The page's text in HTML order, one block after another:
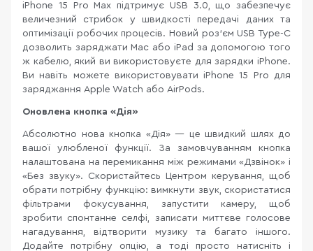
iPhone 15 Pro Max підтримує USB 3.0, що забезпечує
величезний стрибок у швидкості передачі даних та
оптимізації робочих процесів. Новий роз’єм USB Type-C
дозволить заряджати Mac або iPad за допомогою того
ж кабелю, який ви використовуєте для зарядки iPhone.
Ви навіть можете використовувати iPhone 15 Pro для
заряджання Apple Watch або AirPods.
Оновлена кнопка «Дія»
Абсолютно нова кнопка «Дія» — це швидкий шлях до
вашої улюбленої функції. За замовчуванням кнопка
налаштована на перемикання між режимами «Дзвінок» і
«Без звуку». Скористайтесь Центром керування, щоб
обрати потрібну функцію: вимкнути звук, скористатися
фільтрами фокусування, запустити камеру, щоб
зробити спонтанне селфі, записати миттєве голосове
нагадування, відтворити музику та багато іншого.
Додайте потрібну опцію, а тоді просто натисніть і